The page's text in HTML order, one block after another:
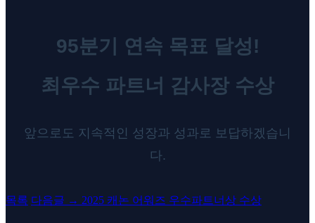
95분기 연속 목표 달성!
최우수 파트너 감사장 수상
앞으로도 지속적인 성장과 성과로 보답하겠습니
다.
목록 다음글 → 2025 캐논 어워즈 우수파트너상 수상